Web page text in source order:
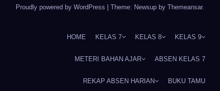
Proudly powered by WordPress | Theme: Newsup by Themeansar.
HOME KELAS 7 KELAS 8 KELAS 9
METERI BAHAN AJAR ABSEN KELAS 7
REKAP ABSEN HARIAN BUKU TAMU